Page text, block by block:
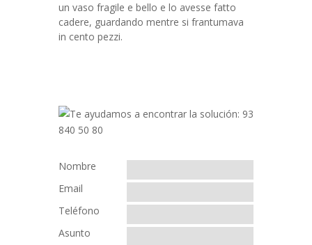
un vaso fragile e bello e lo avesse fatto
cadere, guardando mentre si frantumava
in cento pezzi.
Nombre
Email
Teléfono
Asunto